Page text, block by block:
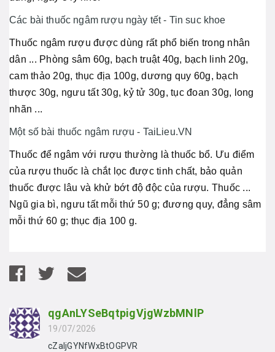
Các bài thuốc ngâm rượu ngày tết - Tin suc khoe
Thuốc ngâm rượu được dùng rất phổ biến trong nhân
dân ... Phòng sâm 60g, bạch truật 40g, bạch linh 20g,
cam thảo 20g, thục địa 100g, dương quy 60g, bạch
thược 30g, ngưu tất 30g, kỷ tử 30g, tục đoan 30g, long
nhãn ...
Một số bài thuốc ngâm rượu - TaiLieu.VN
Thuốc để ngâm với rượu thường là thuốc bổ. Ưu điểm
của rượu thuốc là chắt lọc được tinh chất, bảo quản
thuốc được lâu và khử bớt độ độc của rượu. Thuốc ...
Ngũ gia bì, ngưu tất mỗi thứ 50 g; đương quy, đẳng sâm
mỗi thứ 60 g; thục địa 100 g.
qgAnLYSeBqtpigVjgWzbMNlP
19/07/2026
cZaIjGYNfWxBtOGPVR